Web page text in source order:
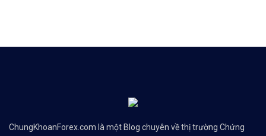
ChungKhoanForex.com là một Blog chuyên về thị trường Chứng